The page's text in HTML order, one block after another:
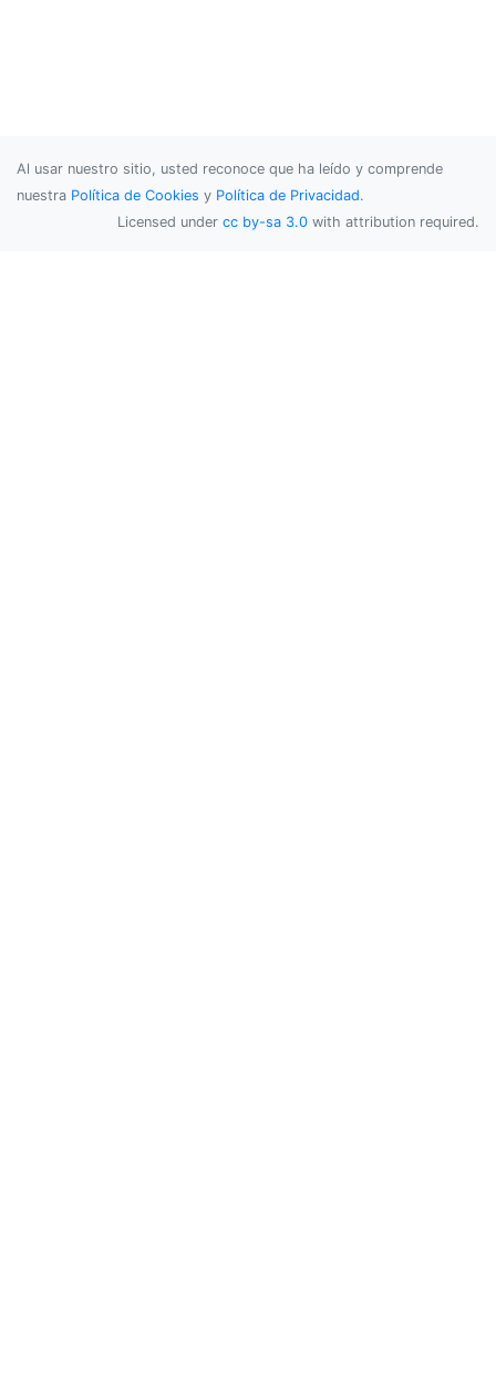
Al usar nuestro sitio, usted reconoce que ha leído y comprende
nuestra Política de Cookies y Política de Privacidad.
Licensed under cc by-sa 3.0 with attribution required.